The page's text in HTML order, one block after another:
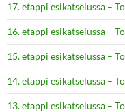
17. etappi esikatselussa –
16. etappi esikatselussa –
15. etappi esikatselussa –
14. etappi esikatselussa –
13. etappi esikatselussa –